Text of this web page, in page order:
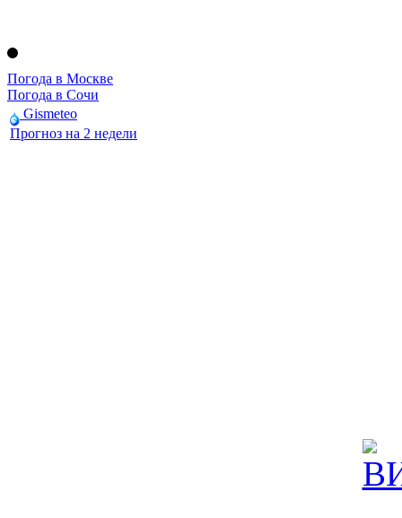
Погода в Москве
Погода в Сочи
Gismeteo
Прогноз на 2 недели